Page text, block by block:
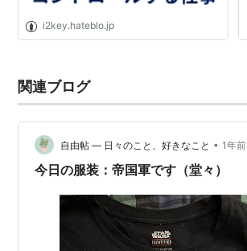
i2key.hateblo.jp
関連ブログ
自由帖 ― 日々のこと、好きなこと • 1年前
今日の服装：帝国軍です（堂々）